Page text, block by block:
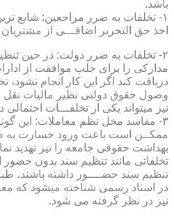
باشد.
۱- تخلفات به ضرر مراجعین: شایع
اخذ حق التحریر اضافـــی از
۲- تخلفات به ضرر دولت: در حین
مدارکی را برای جلب موافقت از
دریافت کند اگر این کار انجام
وصول حقوق دولتی نظیر مالیات نقل
نیز میتواند یکی از تخلفـــات
۳- مفاسد مخل نظم معاملات: این
ممکــن است باعث ورود خسارت به
بهداشت حقوقی جامعه را نیز تهدید
تخلفاتی مانند تنظیم سند بدون حضور
در اسناد رسمی شناخته میشود که
نیز در نظر گرفته می شود.